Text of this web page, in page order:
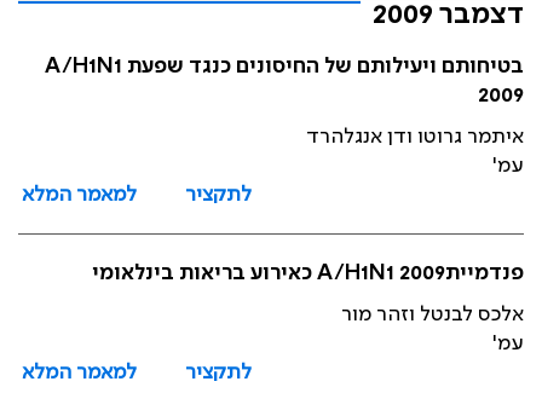
דצמבר 2009
בטיחותם ויעילותם של החיסונים כנגד שפעת A/H1N1
2009
איתמר גרוטו ודן אנגלהרד
עמ'
לתקציר
למאמר המלא
פנדמייתA/H1N1 2009 כאירוע בריאות בינלאומי
אלכס לבנטל וזהר מור
עמ'
לתקציר
למאמר המלא